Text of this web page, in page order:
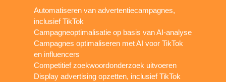
Automatiseren van advertentiecampagnes,
inclusief TikTok
Campagneoptimalisatie op basis van AI-analyse
Campagnes optimaliseren met AI voor TikTok
en influencers
Competitief zoekwoordonderzoek uitvoeren
Display advertising opzetten, inclusief TikTok